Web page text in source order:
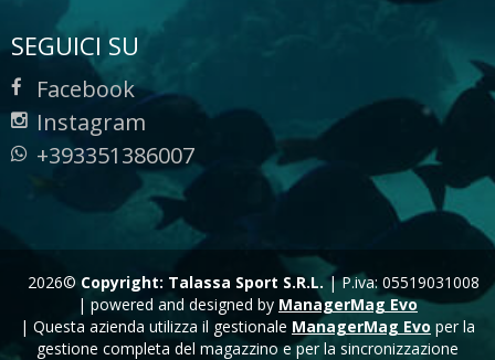
SEGUICI SU
Facebook
Instagram
+393351386007
2026© Copyright: Talassa Sport S.R.L. |P.iva: 05519031008
| powered and designed by ManagerMag Evo
| Questa azienda utilizza il gestionale ManagerMag Evo per la
gestione completa del magazzino e per la sincronizzazione